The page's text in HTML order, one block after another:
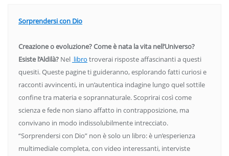
Sorprendersi con Dio
Creazione o evoluzione? Come è nata la vita nell’Universo?
Esiste l’Aldilà? Nel libro troverai risposte affascinanti a questi
quesiti. Queste pagine ti guideranno, esplorando fatti curiosi e
racconti avvincenti, in un’autentica indagine lungo quel sottile
confine tra materia e soprannaturale. Scoprirai così come
scienza e fede non siano affatto in contrapposizione, ma
convivano in modo indissolubilmente intrecciato.
“Sorprendersi con Dio” non è solo un libro: è un’esperienza
multimediale completa, con video interessanti, interviste